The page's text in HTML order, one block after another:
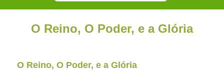
O Reino, O Poder, e a Glória
O Reino, O Poder, e a Glória